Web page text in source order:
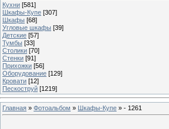
Кухни [581]
Шкафы-Купе [307]
Шкафы [68]
Угловые шкафы [39]
Детские [57]
Тумбы [33]
Столики [70]
Стенки [91]
Прихожки [56]
Оборудование [129]
Кровати [12]
Пескоструй [1219]
Главная » Фотоальбом » Шкафы-Купе » - 1261